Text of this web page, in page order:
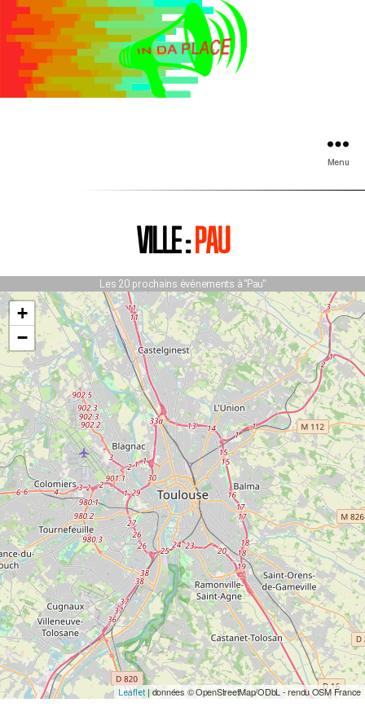
Menu
VILLE : PAU
Les 20 prochains événements à "Pau"
+
−
Leaflet| données © OpenStreetMap/ODbL - rendu OSM France